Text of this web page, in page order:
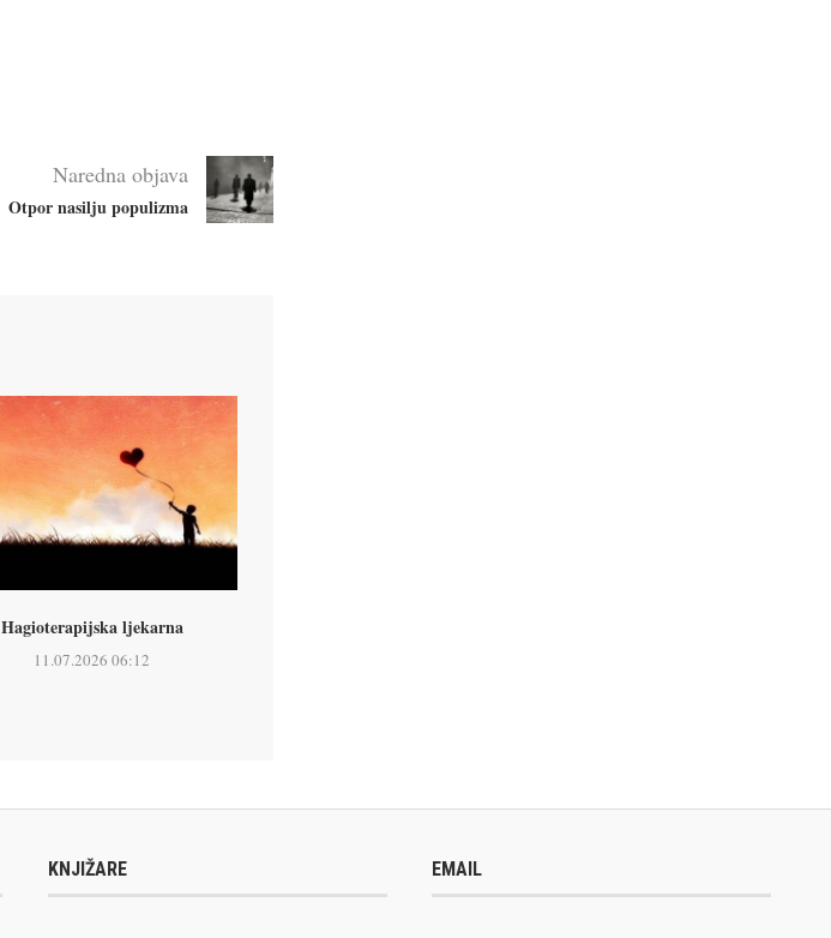
Naredna objava
Otpor nasilju populizma
Hagioterapijska ljekarna
11.07.2026 06:12
KNJIŽARE EMAIL